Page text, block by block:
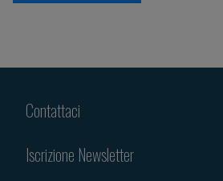
Contattaci
Iscrizione Newsletter